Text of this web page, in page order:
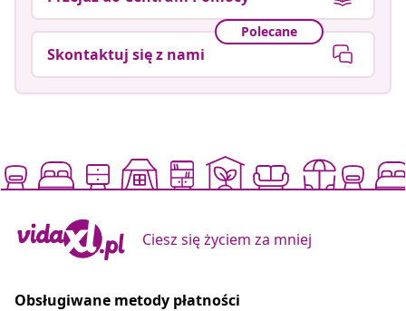
Polecane
Skontaktuj się z nami
Ciesz się życiem za mniej
Obsługiwane metody płatności